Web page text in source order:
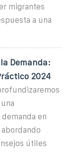
migrantes
a una
Demanda:
2024
en
útiles